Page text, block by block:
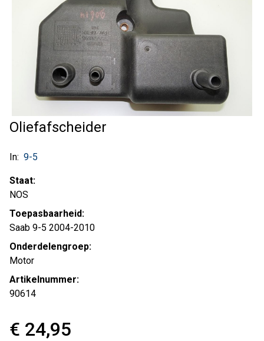
Oliefafscheider
In: 9-5
Staat:
NOS
Toepasbaarheid:
Saab 9-5 2004-2010
Onderdelengroep:
Motor
Artikelnummer:
90614
€ 24,95